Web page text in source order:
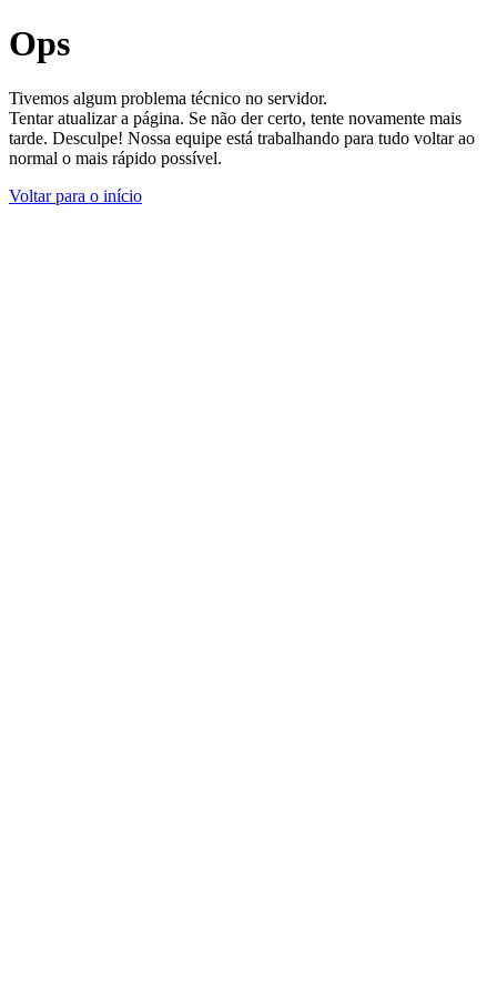
Ops
Tivemos algum problema técnico no servidor.
Tentar atualizar a página. Se não der certo, tente novamente mais
tarde. Desculpe! Nossa equipe está trabalhando para tudo voltar ao
normal o mais rápido possível.
Voltar para o início